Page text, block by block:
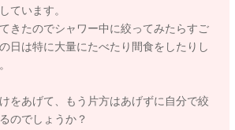
ています。
きたのでシャワー中に絞ってみたらすご
日は特に大量にたべたり間食をしたりし
をあげて、もう片方はあげずに自分で絞
のでしょうか？